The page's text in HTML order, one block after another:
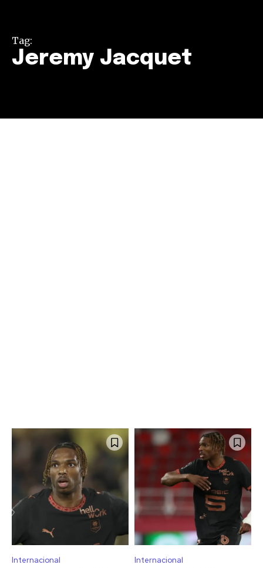
Tag:
Jeremy Jacquet
Internacional Internacional